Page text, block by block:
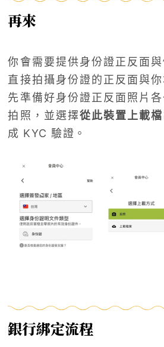
再來
你會需要提供身份證正反面
直接拍攝身份證的正反面與
先準備好身份證正反面照片
拍照，並選擇從此裝置上載
成 KYC 驗證。
銀行綁定流程